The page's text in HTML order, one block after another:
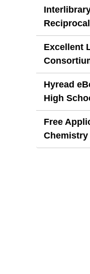
Excellent
Hyread
High
Free
Chemistry